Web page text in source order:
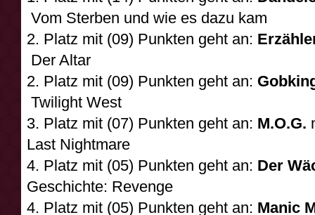
Vom Sterben und wie es dazu kam
2. Platz mit (09) Punkten geht an:
Der Altar
2. Platz mit (09) Punkten geht an:
Twilight West
3. Platz mit (07) Punkten geht an: M.O.G.
Last Nightmare
4. Platz mit (05) Punkten geht an: Der
Geschichte: Revenge
4. Platz mit (05) Punkten geht an: Manic